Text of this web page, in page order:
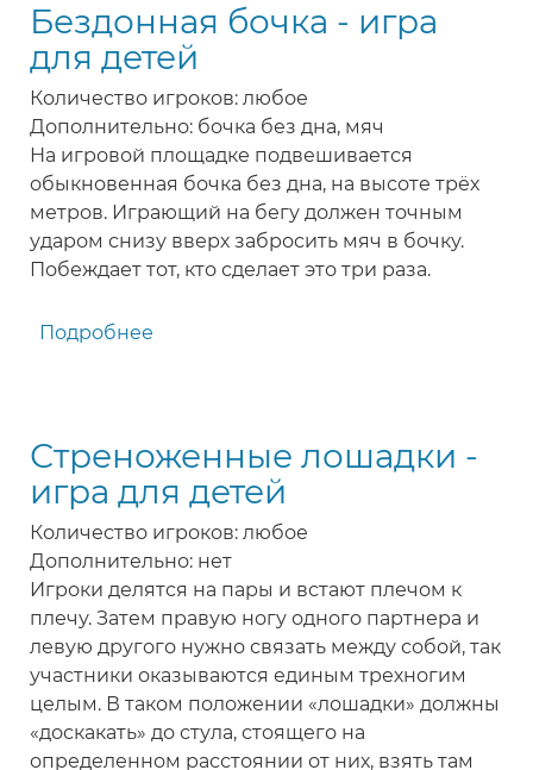
игра
для
детей
Бездонная бочка - игра
для детей
Количество игроков: любое
Дополнительно: бочка без дна, мяч
На игровой площадке подвешивается
обыкновенная бочка без дна, на высоте трёх
метров. Играющий на бегу должен точным
ударом снизу вверх забросить мяч в бочку.
Побеждает тот, кто сделает это три раза.
Подробнее
игра
для
детей
Стреноженные лошадки -
игра для детей
Количество игроков: любое
Дополнительно: нет
Игроки делятся на пары и встают плечом к
плечу. Затем правую ногу одного партнера и
левую другого нужно связать между собой, так
участники оказываются единым трехногим
целым. В таком положении «лошадки» должны
«доскакать» до стула, стоящего на
определенном расстоянии от них, взять там